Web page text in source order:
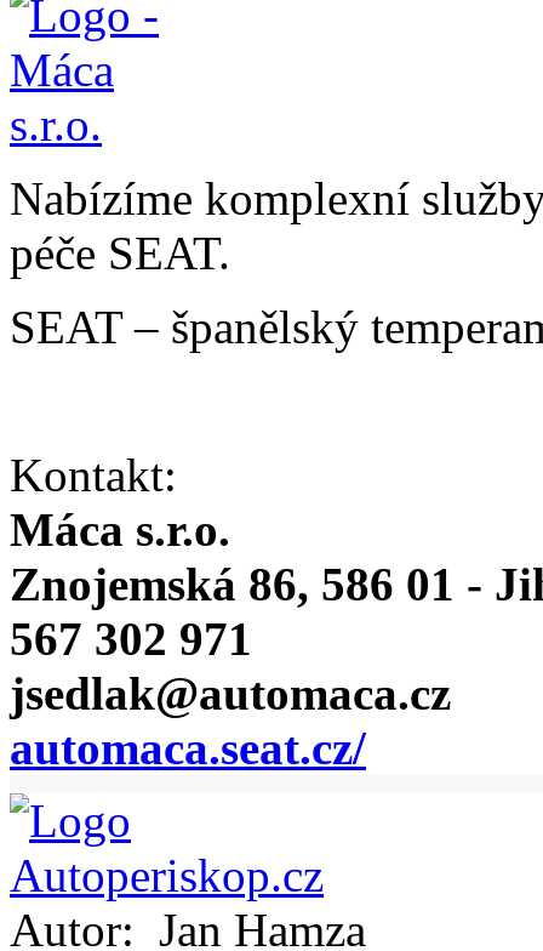
Nabízíme komplexní
péče SEAT.
SEAT – španělský
Kontakt:
Máca s.r.o.
Znojemská 86, 586 01 -
567 302 971
jsedlak@automaca.cz
automaca.seat.cz/
Autor: Jan Hamza